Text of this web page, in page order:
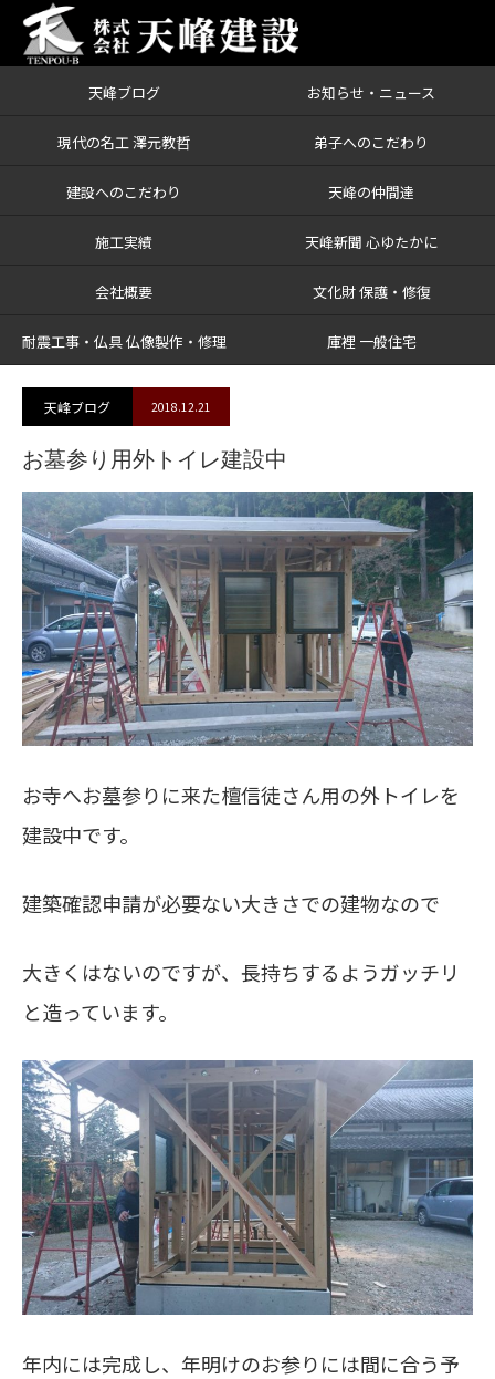
天峰ブログ お知らせ・ニュース
現代の名工 澤元教哲 弟子へのこだわり
建設へのこだわり 天峰の仲間達
施工実績 天峰新聞 心ゆたかに
会社概要 文化財 保護・修復
耐震工事・仏具 仏像製作・修理 庫裡 一般住宅
ブログ お墓参り用外トイレ建設中
天峰ブログ 2018.12.21
お墓参り用外トイレ建設中
お寺へお墓参りに来た檀信徒さん用の外トイレを
建設中です。
建築確認申請が必要ない大きさでの建物なので
大きくはないのですが、長持ちするようガッチリ
と造っています。
年内には完成し、年明けのお参りには間に合う予